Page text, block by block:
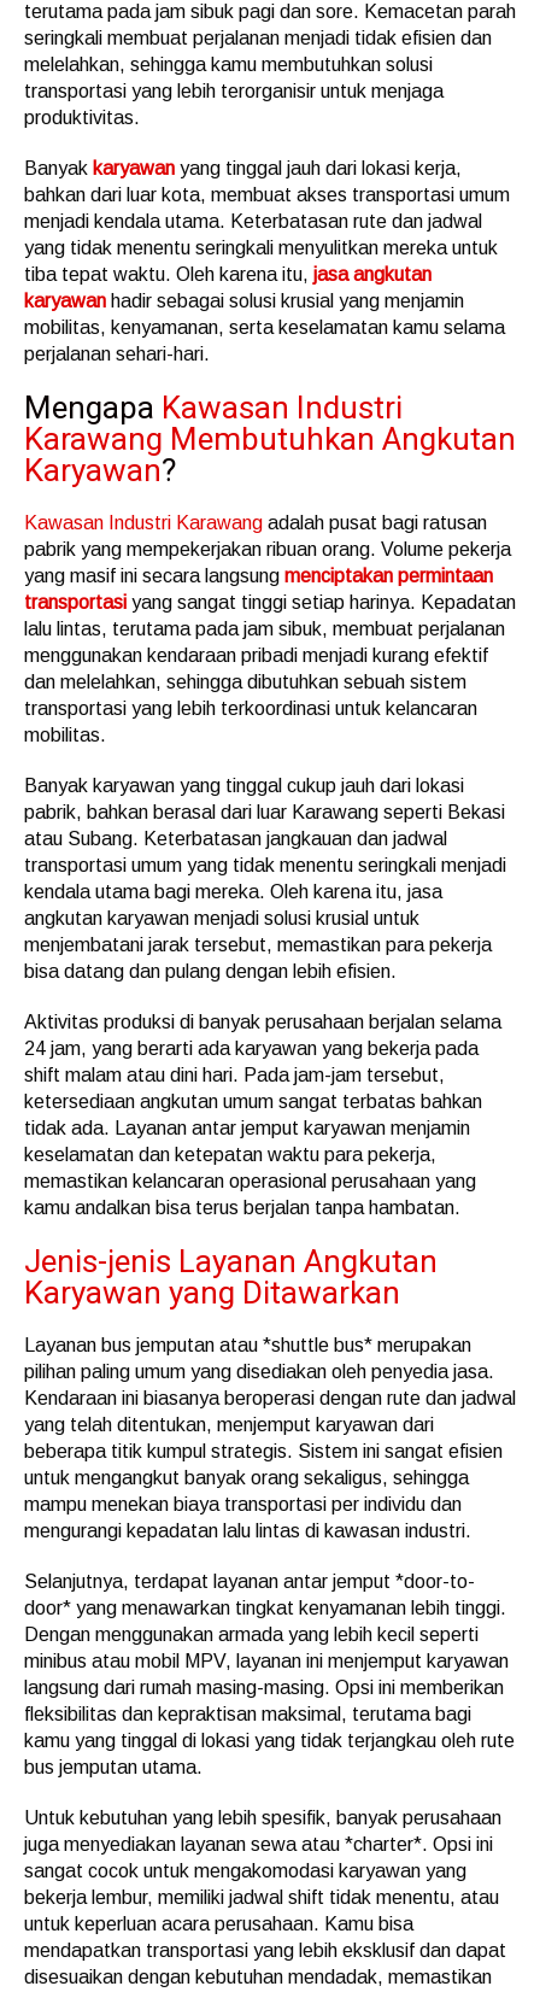
terutama pada jam sibuk pagi dan sore. Kemacetan parah
seringkali membuat perjalanan menjadi tidak efisien dan
melelahkan, sehingga kamu membutuhkan solusi
transportasi yang lebih terorganisir untuk menjaga
produktivitas.
Banyak karyawan yang tinggal jauh dari lokasi kerja,
bahkan dari luar kota, membuat akses transportasi umum
menjadi kendala utama. Keterbatasan rute dan jadwal
yang tidak menentu seringkali menyulitkan mereka untuk
tiba tepat waktu. Oleh karena itu, jasa angkutan
karyawan hadir sebagai solusi krusial yang menjamin
mobilitas, kenyamanan, serta keselamatan kamu selama
perjalanan sehari-hari.
Mengapa Kawasan Industri
Karawang Membutuhkan Angkutan
Karyawan?
Kawasan Industri Karawang adalah pusat bagi ratusan
pabrik yang mempekerjakan ribuan orang. Volume pekerja
yang masif ini secara langsung menciptakan permintaan
transportasi yang sangat tinggi setiap harinya. Kepadatan
lalu lintas, terutama pada jam sibuk, membuat perjalanan
menggunakan kendaraan pribadi menjadi kurang efektif
dan melelahkan, sehingga dibutuhkan sebuah sistem
transportasi yang lebih terkoordinasi untuk kelancaran
mobilitas.
Banyak karyawan yang tinggal cukup jauh dari lokasi
pabrik, bahkan berasal dari luar Karawang seperti Bekasi
atau Subang. Keterbatasan jangkauan dan jadwal
transportasi umum yang tidak menentu seringkali menjadi
kendala utama bagi mereka. Oleh karena itu, jasa
angkutan karyawan menjadi solusi krusial untuk
menjembatani jarak tersebut, memastikan para pekerja
bisa datang dan pulang dengan lebih efisien.
Aktivitas produksi di banyak perusahaan berjalan selama
24 jam, yang berarti ada karyawan yang bekerja pada
shift malam atau dini hari. Pada jam-jam tersebut,
ketersediaan angkutan umum sangat terbatas bahkan
tidak ada. Layanan antar jemput karyawan menjamin
keselamatan dan ketepatan waktu para pekerja,
memastikan kelancaran operasional perusahaan yang
kamu andalkan bisa terus berjalan tanpa hambatan.
Jenis-jenis Layanan Angkutan
Karyawan yang Ditawarkan
Layanan bus jemputan atau *shuttle bus* merupakan
pilihan paling umum yang disediakan oleh penyedia jasa.
Kendaraan ini biasanya beroperasi dengan rute dan jadwal
yang telah ditentukan, menjemput karyawan dari
beberapa titik kumpul strategis. Sistem ini sangat efisien
untuk mengangkut banyak orang sekaligus, sehingga
mampu menekan biaya transportasi per individu dan
mengurangi kepadatan lalu lintas di kawasan industri.
Selanjutnya, terdapat layanan antar jemput *door-to-
door* yang menawarkan tingkat kenyamanan lebih tinggi.
Dengan menggunakan armada yang lebih kecil seperti
minibus atau mobil MPV, layanan ini menjemput karyawan
langsung dari rumah masing-masing. Opsi ini memberikan
fleksibilitas dan kepraktisan maksimal, terutama bagi
kamu yang tinggal di lokasi yang tidak terjangkau oleh rute
bus jemputan utama.
Untuk kebutuhan yang lebih spesifik, banyak perusahaan
juga menyediakan layanan sewa atau *charter*. Opsi ini
sangat cocok untuk mengakomodasi karyawan yang
bekerja lembur, memiliki jadwal shift tidak menentu, atau
untuk keperluan acara perusahaan. Kamu bisa
mendapatkan transportasi yang lebih eksklusif dan dapat
disesuaikan dengan kebutuhan mendadak, memastikan